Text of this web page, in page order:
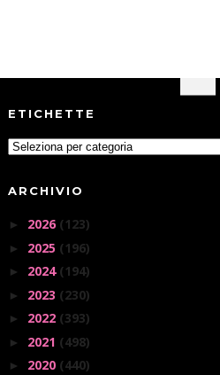
ETICHETTE
ARCHIVIO
► 2026 (123)
► 2025 (196)
► 2024 (194)
► 2023 (230)
► 2022 (393)
► 2021 (498)
► 2020 (440)